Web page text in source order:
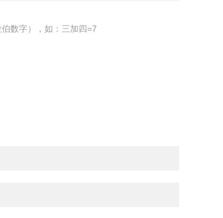
数字），如：三加四=7